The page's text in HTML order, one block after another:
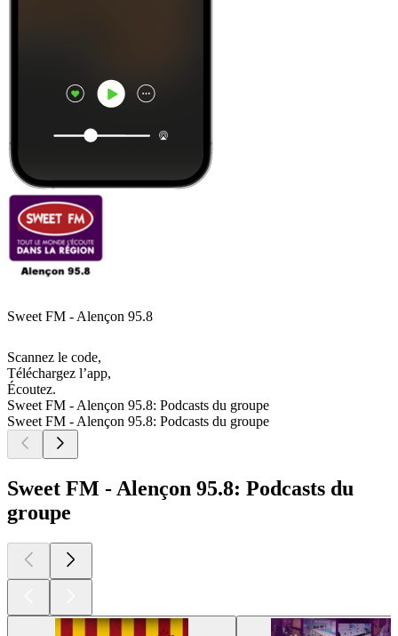
Sweet FM - Alençon 95.8
Scannez le code,
Téléchargez l’app,
Écoutez.
Sweet FM - Alençon 95.8: Podcasts du groupe
Sweet FM - Alençon 95.8: Podcasts du groupe
Sweet FM - Alençon 95.8: Podcasts du
groupe